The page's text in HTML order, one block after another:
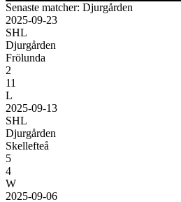
Senaste matcher: Djurgården
2025-09-23
SHL
Djurgården
Frölunda
2
11
L
2025-09-13
SHL
Djurgården
Skellefteå
5
4
W
2025-09-06